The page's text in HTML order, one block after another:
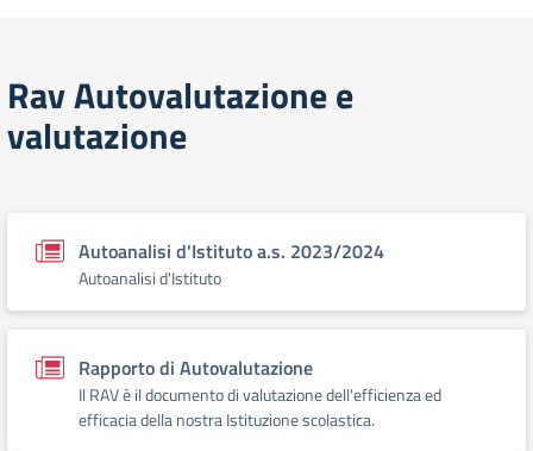
Rav Autovalutazione e
valutazione
Autoanalisi d'Istituto a.s. 2023/2024
Autoanalisi d'Istituto
Rapporto di Autovalutazione
Il RAV è il documento di valutazione dell'efficienza ed
efficacia della nostra Istituzione scolastica.